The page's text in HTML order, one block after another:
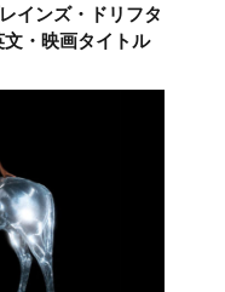
インズ・ドリフタ
・映画タイトル